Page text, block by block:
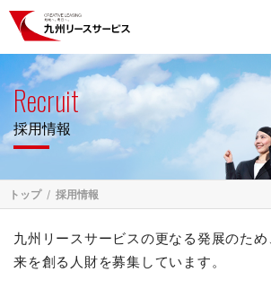
Recruit
採用情報
トップ 採用情報
九州リースサービスの更なる発展のた
来を創る人財を募集しています。